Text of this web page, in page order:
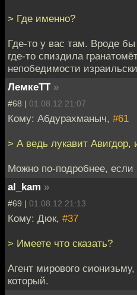
> Где именно?
Где-то у вас там. Вроде
где-то спиздила
непобедимости
ЛемкеТТ »
#68 | 01.08.12 21:07
Кому: Абдурахманыч, #61
> А ведь лукавит Авигдор,
Можно по-подробнее, если
al_kam »
#69 | 01.08.12 21:13
Кому: Дюк, #37
> Имеете что сказать?
Агент мирового
который.